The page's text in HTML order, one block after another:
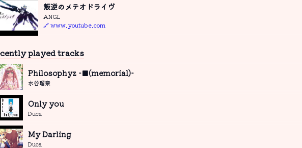
叛逆のメテオドライヴ
ANGL
🔗 www.youtube.com
played tracks
Philosophyz -■(memorial)-
水谷瑠奈
Only you
Duca
My Darling
Duca